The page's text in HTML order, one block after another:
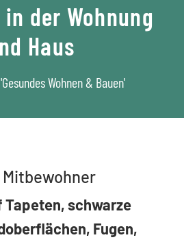
der Wohnung
Haus
Wohnen & Bauen'
schwarze
Fugen,